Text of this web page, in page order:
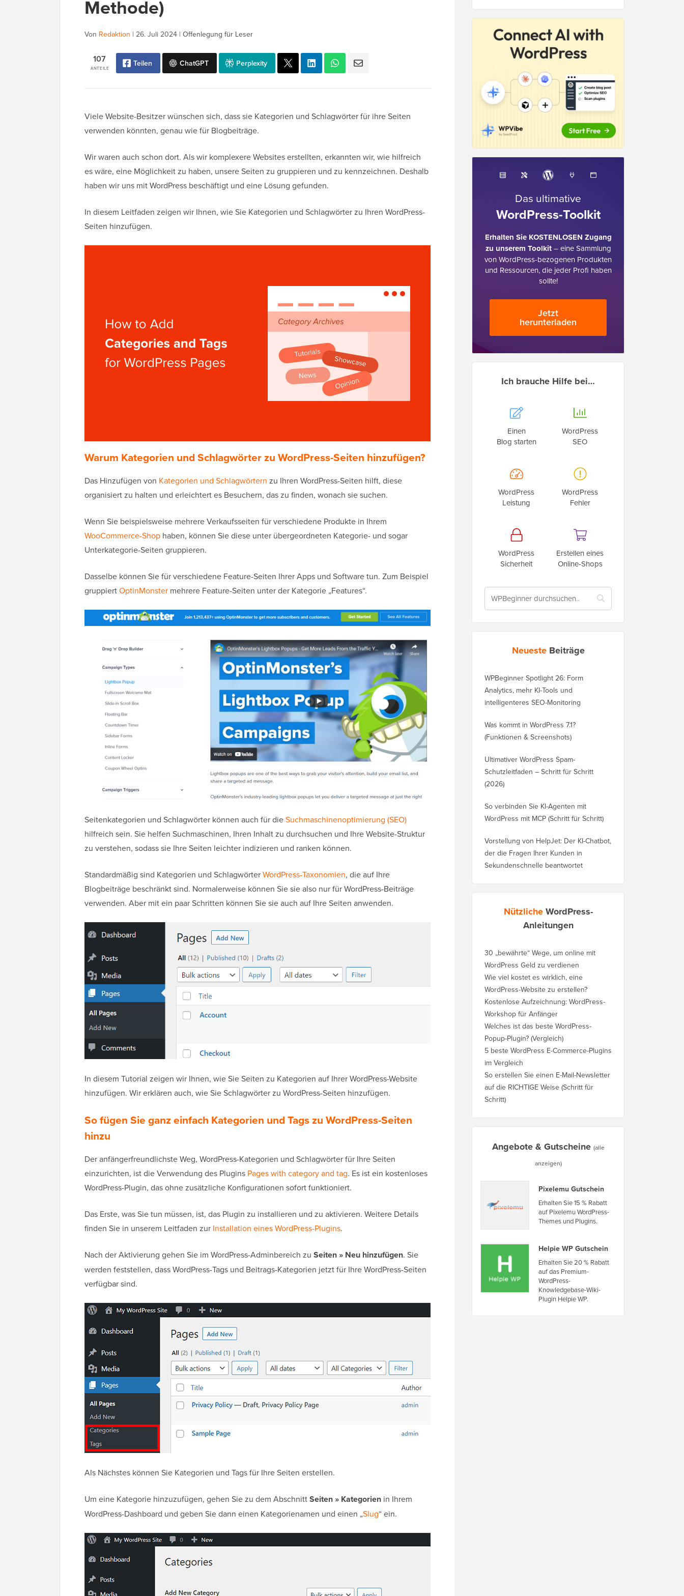
Methode)
Von Redaktion | 26. Juli 2024 | Offenlegung für Leser
ANTEILE
107 Teilen ChatGPT Perplexity
Viele Website-Besitzer wünschen sich, dass sie Kategorien und Schlagwörter für ihre Seiten
verwenden könnten, genau wie für Blogbeiträge.
Wir waren auch schon dort. Als wir komplexere Websites erstellten, erkannten wir, wie hilfreich
es wäre, eine Möglichkeit zu haben, unsere Seiten zu gruppieren und zu kennzeichnen. Deshalb
haben wir uns mit WordPress beschäftigt und eine Lösung gefunden.
In diesem Leitfaden zeigen wir Ihnen, wie Sie Kategorien und Schlagwörter zu Ihren WordPress-
Seiten hinzufügen.
Warum Kategorien und Schlagwörter zu WordPress-Seiten hinzufügen?
Das Hinzufügen von Kategorien und Schlagwörtern zu Ihren WordPress-Seiten hilft, diese
organisiert zu halten und erleichtert es Besuchern, das zu finden, wonach sie suchen.
Wenn Sie beispielsweise mehrere Verkaufsseiten für verschiedene Produkte in Ihrem
WooCommerce-Shop haben, können Sie diese unter übergeordneten Kategorie- und sogar
Unterkategorie-Seiten gruppieren.
Dasselbe können Sie für verschiedene Feature-Seiten Ihrer Apps und Software tun. Zum Beispiel
gruppiertOptinMonster mehrere Feature-Seiten unter der Kategorie „Features“.
Seitenkategorien und Schlagwörter können auch für dieSuchmaschinenoptimierung (SEO)
hilfreich sein. Sie helfen Suchmaschinen, Ihren Inhalt zu durchsuchen und Ihre Website-Struktur
zu verstehen, sodass sie Ihre Seiten leichter indizieren und ranken können.
Standardmäßig sind Kategorien und SchlagwörterWordPress-Taxonomien, die auf Ihre
Blogbeiträge beschränkt sind. Normalerweise können Sie sie also nur für WordPress-Beiträge
verwenden. Aber mit ein paar Schritten können Sie sie auch auf Ihre Seiten anwenden.
In diesem Tutorial zeigen wir Ihnen, wie Sie Seiten zu Kategorien auf Ihrer WordPress-Website
hinzufügen. Wir erklären auch, wie Sie Schlagwörter zu WordPress-Seiten hinzufügen.
So fügen Sie ganz einfach Kategorien und Tags zu WordPress-Seiten
hinzu
Der anfängerfreundlichste Weg, WordPress-Kategorien und Schlagwörter für Ihre Seiten
einzurichten, ist die Verwendung des Plugins Pages with category and tag. Es ist ein kostenloses
WordPress-Plugin, das ohne zusätzliche Konfigurationen sofort funktioniert.
Das Erste, was Sie tun müssen, ist, das Plugin zu installieren und zu aktivieren. Weitere Details
finden Sie in unserem Leitfaden zur Installation eines WordPress-Plugins.
Nach der Aktivierung gehen Sie im WordPress-Adminbereich zu Seiten » Neu hinzufügen. Sie
werden feststellen, dass WordPress-Tags und Beitrags-Kategorien jetzt für Ihre WordPress-Seiten
verfügbar sind.
Als Nächstes können Sie Kategorien und Tags für Ihre Seiten erstellen.
Um eine Kategorie hinzuzufügen, gehen Sie zu dem AbschnittSeiten » Kategorien in Ihrem
WordPress-Dashboard und geben Sie dann einen Kategorienamen und einen „Slug“ ein.
Das ultimative
WordPress-Toolkit
Erhalten Sie KOSTENLOSEN Zugang
zu unserem Toolkit– eine Sammlung
von WordPress-bezogenen Produkten
und Ressourcen, die jeder Profi haben
sollte!
Jetzt
herunterladen
Ich brauche Hilfe bei…
Einen
Blog starten
WordPress
SEO
WordPress
Leistung
WordPress
Fehler
WordPress
Sicherheit
Erstellen eines
Online-Shops
Neueste Beiträge
WPBeginner Spotlight 26: Form
Analytics, mehr KI-Tools und
intelligenteres SEO-Monitoring
Was kommt in WordPress 7.1?
(Funktionen & Screenshots)
Ultimativer WordPress Spam-
Schutzleitfaden – Schritt für Schritt
(2026)
So verbinden Sie KI-Agenten mit
WordPress mit MCP (Schritt für Schritt)
Vorstellung von HelpJet: Der KI-Chatbot,
der die Fragen Ihrer Kunden in
Sekundenschnelle beantwortet
NützlicheWordPress-
Anleitungen
30 „bewährte“ Wege, um online mit
WordPress Geld zu verdienen
Wie viel kostet es wirklich, eine
WordPress-Website zu erstellen?
Kostenlose Aufzeichnung: WordPress-
Workshop für Anfänger
Welches ist das beste WordPress-
Popup-Plugin? (Vergleich)
5 beste WordPress E-Commerce-Plugins
im Vergleich
So erstellen Sie einen E-Mail-Newsletter
auf die RICHTIGE Weise (Schritt für
Schritt)
Angebote & Gutscheine (alle
anzeigen)
Pixelemu Gutschein
Erhalten Sie 15 % Rabatt
auf Pixelemu WordPress-
Themes und Plugins.
Helpie WP Gutschein
Erhalten Sie 20 % Rabatt
auf das Premium-
WordPress-
Knowledgebase-Wiki-
Plugin Helpie WP.